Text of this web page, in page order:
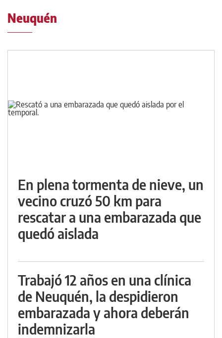
Neuquén
En plena tormenta de nieve, un
vecino cruzó 50 km para
rescatar a una embarazada que
quedó aislada
Trabajó 12 años en una clínica
de Neuquén, la despidieron
embarazada y ahora deberán
indemnizarla